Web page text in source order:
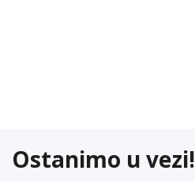
Ostanimo u vezi!